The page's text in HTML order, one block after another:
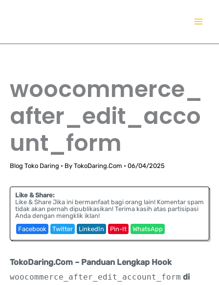
woocommerce_
after_edit_acco
unt_form
Blog Toko Daring • By TokoDaring.Com • 06/04/2025
Like & Share:
Like & Share Jika ini bermanfaat bagi orang lain! Komentar spam
tidak akan pernah dipublikasikan! Terima kasih atas partisipasi
Anda dengan mengklik iklan!
Facebook
Twitter LinkedIn Pin-It WhatsApp
TokoDaring.Com – Panduan Lengkap Hook
woocommerce_after_edit_account_form di